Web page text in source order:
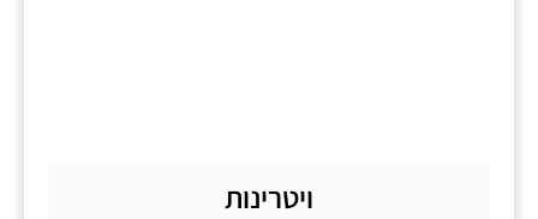
ויטרינות